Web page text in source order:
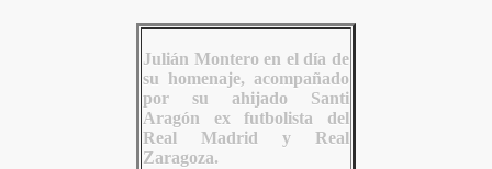
Julián Montero en el día de
su homenaje, acompañado
por su ahijado Santi
Aragón ex futbolista del
Real Madrid y Real
Zaragoza.